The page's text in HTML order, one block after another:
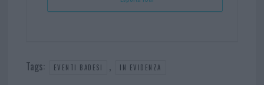
Tags: EVENTI BADESI , IN EVIDENZA